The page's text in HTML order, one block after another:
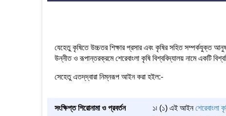
যেহেতু কৃষিতে উচ্চতর শিক্ষার প্রসার এবং কৃষির সহিত সম্পর্কযুক্ত
উন্নীত ও রূপান্তরক্রমে শেরেবাংলা কৃষি বিশ্ববিদ্যালয় নামে একটি
সেহেতু এতদ্‌দ্বারা নিম্নরূপ আইন করা হইল:-
সংক্ষিপ্ত শিরোনামা ও প্রবর্তন ১৷ (১) এই আইনশেরেবাংলা